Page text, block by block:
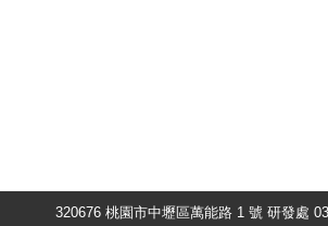
320676 桃園市中壢區萬能路 1 號 研發處